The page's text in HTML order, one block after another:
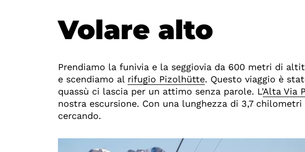
Volare alto
Prendiamo la funivia e la seggiovia da 600 metri di
e scendiamo al rifugio Pizolhütte. Questo viaggio è
quassù ci lascia per un attimo senza parole. L'Alta Via
nostra escursione. Con una lunghezza di 3,7
cercando.